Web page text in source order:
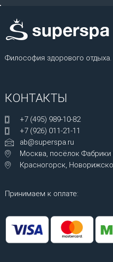
Философия здорового отдыха.
КОНТАКТЫ
+7 (495) 989-10-82
+7 (926) 011-21-11
ab@superspa.ru
Москва, посёлок Фабрики
Красногорск,
Принимаем к оплате: